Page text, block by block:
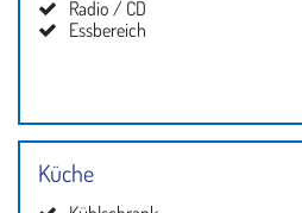
Radio / CD
Essbereich
Küche